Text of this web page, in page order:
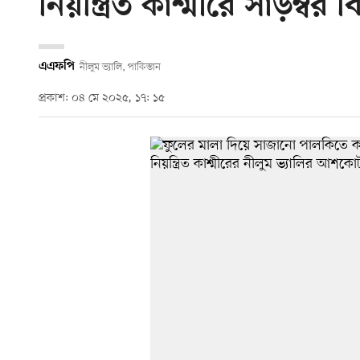
নিয়ন্ত্রিত কাশ্মীরে সাড়ম্বর
এএফপি নীলুম ভ্যালি, পাকিস্তান
প্রকাশ: ০৪ মে ২০২৫, ১৭: ১৫